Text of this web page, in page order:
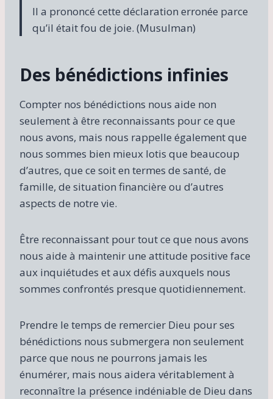
Il a prononcé cette déclaration erronée parce
qu’il était fou de joie. (Musulman)
Des bénédictions infinies
Compter nos bénédictions nous aide non
seulement à être reconnaissants pour ce que
nous avons, mais nous rappelle également que
nous sommes bien mieux lotis que beaucoup
d’autres, que ce soit en termes de santé, de
famille, de situation financière ou d’autres
aspects de notre vie.
Être reconnaissant pour tout ce que nous avons
nous aide à maintenir une attitude positive face
aux inquiétudes et aux défis auxquels nous
sommes confrontés presque quotidiennement.
Prendre le temps de remercier Dieu pour ses
bénédictions nous submergera non seulement
parce que nous ne pourrons jamais les
énumérer, mais nous aidera véritablement à
reconnaître la présence indéniable de Dieu dans